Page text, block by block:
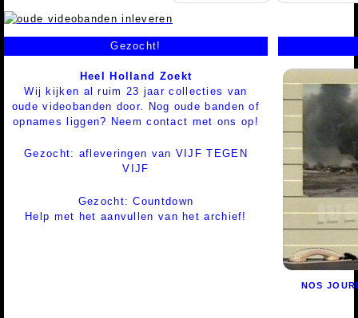
Gezocht!
Heel Holland Zoekt
Wij kijken al ruim 23 jaar collecties van
oude videobanden door. Nog oude banden of
opnames liggen? Neem contact met ons op!
Gezocht: afleveringen van VIJF TEGEN
VIJF
Gezocht: Countdown
Help met het aanvullen van het archief!
NOS